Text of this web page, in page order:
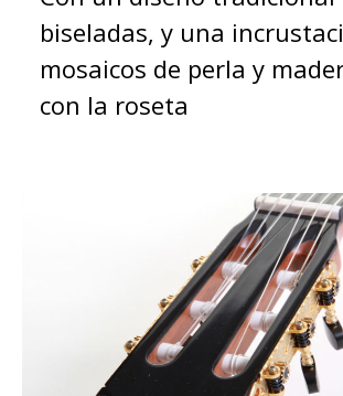
biseladas, y una
mosaicos de perla y
con la roseta